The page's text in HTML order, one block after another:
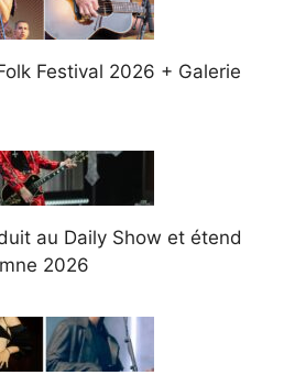
Festival 2026 + Galerie
au Daily Show et étend
2026